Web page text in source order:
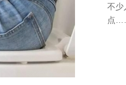
不少
点